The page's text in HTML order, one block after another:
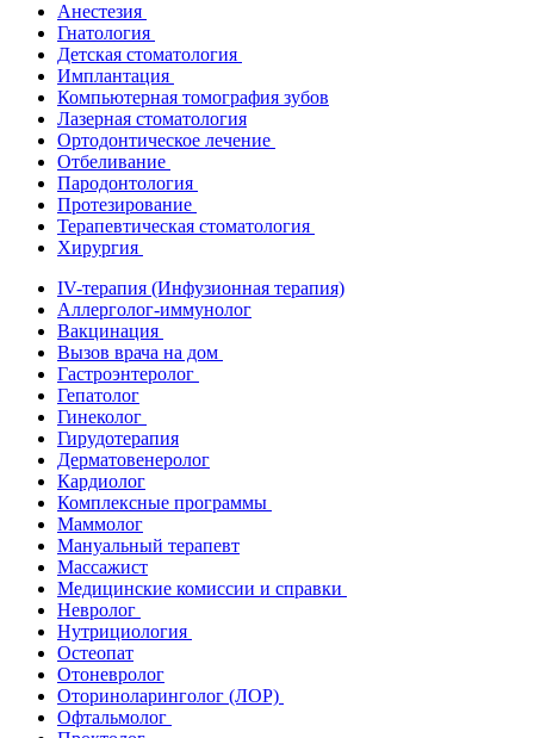
Анестезия
Гнатология
Детская стоматология
Имплантация
Компьютерная томография зубов
Лазерная стоматология
Ортодонтическое лечение
Отбеливание
Пародонтология
Протезирование
Терапевтическая стоматология
Хирургия
IV-терапия (Инфузионная терапия)
Аллерголог-иммунолог
Вакцинация
Вызов врача на дом
Гастроэнтеролог
Гепатолог
Гинеколог
Гирудотерапия
Дерматовенеролог
Кардиолог
Комплексные программы
Маммолог
Мануальный терапевт
Массажист
Медицинские комиссии и справки
Невролог
Нутрициология
Остеопат
Отоневролог
Оториноларинголог (ЛОР)
Офтальмолог